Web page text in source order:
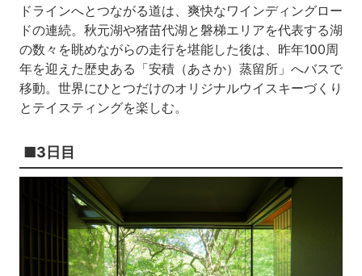
ドラインへとつながる道は、爽快なワインディングロー
ドの連続。秋元湖や猪苗代湖と磐梯エリアを代表する湖
の数々を眺めながらの走行を堪能した後は、昨年100周
年を迎えた歴史ある「安積（あさか）蒸留所」へバスで
移動。世界にひとつだけのオリジナルウイスキーづくり
とテイスティングを楽しむ。
■3日目